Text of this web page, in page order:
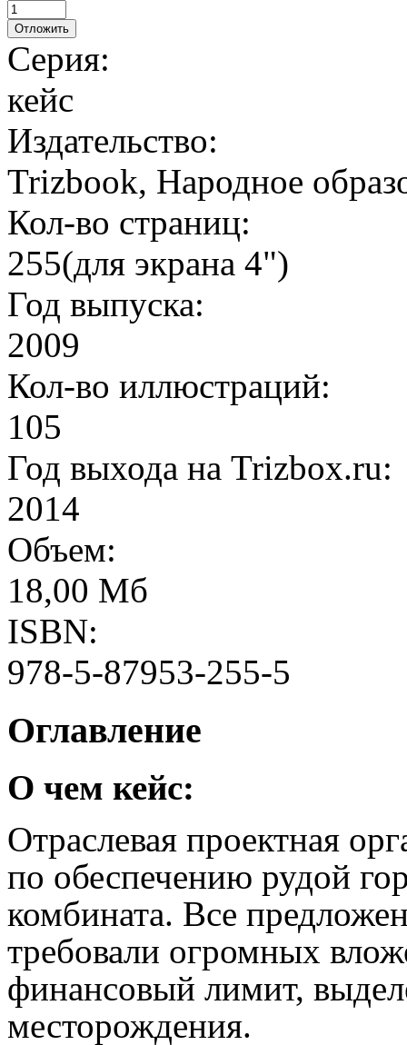
Отложить
Серия:
кейс
Издательство:
Trizbook, Народное
Кол-во страниц:
255(для экрана 4")
Год выпуска:
2009
Кол-во иллюстраций:
105
Год выхода на Trizbox.ru:
2014
Объем:
18,00 Мб
ISBN:
978-5-87953-255-5
Оглавление
О чем кейс:
Отраслевая проектная
по обеспечению рудой
комбината. Все
требовали огромных
финансовый лимит,
месторождения.